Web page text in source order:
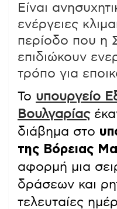
Είναι
ενέργειες
περίοδο που η
επιδιώκουν
τρόπο για
Το υπουργείο
Βουλγαρίας
διάβημα στο
της Βόρειας
αφορμή μια
δράσεων και
τελευταίες